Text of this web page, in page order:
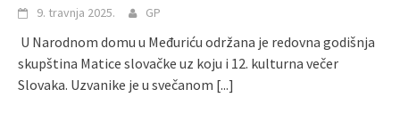
9. travnja 2025. GP
U Narodnom domu u Međuriću održana je redovna godišnja
skupština Matice slovačke uz koju i 12. kulturna večer
Slovaka. Uzvanike je u svečanom [...]